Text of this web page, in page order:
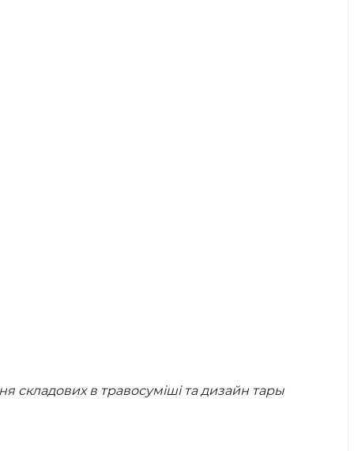
складових в травосуміші та дизайн тары